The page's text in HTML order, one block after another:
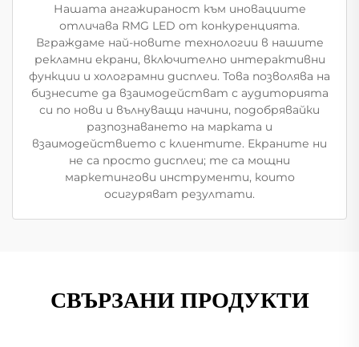
Нашата ангажираност към иновациите
отличава RMG LED от конкуренцията.
Вграждаме най-новите технологии в нашите
рекламни екрани, включително интерактивни
функции и холограмни дисплеи. Това позволява на
бизнесите да взаимодействат с аудиторията
си по нови и вълнуващи начини, подобрявайки
разпознаването на марката и
взаимодействието с клиентите. Екраните ни
не са просто дисплеи; те са мощни
маркетингови инструменти, които
осигуряват резултати.
СВЪРЗАНИ ПРОДУКТИ